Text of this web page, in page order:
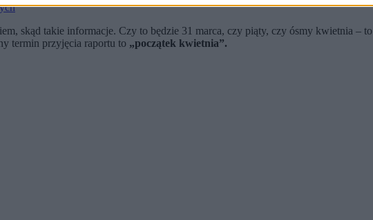
skąd takie informacje. Czy to będzie 31 marca, czy piąty, czy ósmy kwietnia –
termin przyjęcia raportu to „początek kwietnia”.